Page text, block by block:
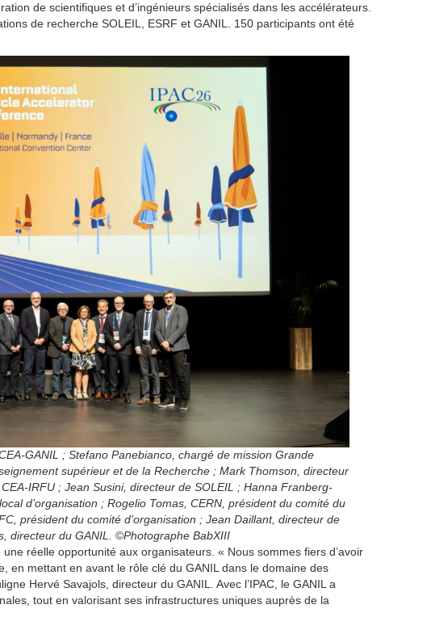
de scientifiques et d’ingénieurs spécialisés dans les accélérateurs.
de recherche SOLEIL, ESRF et GANIL. 150 participants ont été
GANIL ; Stefano Panebianco, chargé de mission Grande
supérieur et de la Recherche ; Mark Thomson, directeur
IRFU ; Jean Susini, directeur de SOLEIL ; Hanna Franberg-
d’organisation ; Rogelio Tomas, CERN, président du comité du
président du comité d’organisation ; Jean Daillant, directeur de
directeur du GANIL. ©Photographe BabXIII
réelle opportunité aux organisateurs. « Nous sommes fiers d’avoir
en mettant en avant le rôle clé du GANIL dans le domaine des
Hervé Savajols, directeur du GANIL. Avec l’IPAC, le GANIL a
tout en valorisant ses infrastructures uniques auprès de la